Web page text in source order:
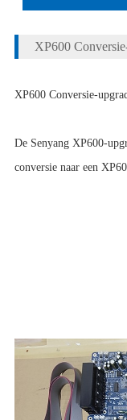
XP600
XP600 Conversie-
De Senyang XP600-
conversie naar een